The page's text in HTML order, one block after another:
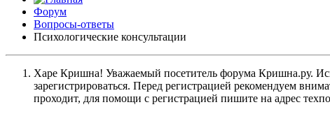
Форум
Вопросы-ответы
Психологические консультации
Харе Кришна! Уважаемый посетитель форума Кришна.ру.
зарегистрироваться. Перед регистрацией
проходит, для помощи с регистрацией пишите на адрес